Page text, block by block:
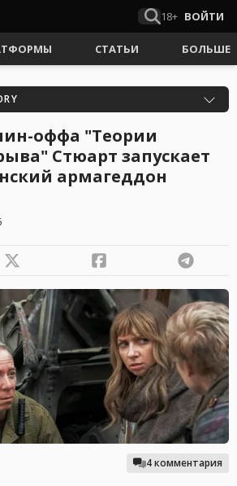
18+ ВОЙТИ
СТАТЬИ БОЛЬШЕ
оффа "Теории
Стюарт запускает
армагеддон
4 комментария